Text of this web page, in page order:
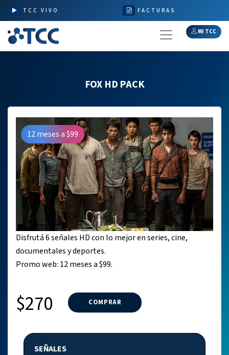
TCC VIVO FACTURAS
MI TCC
FOX HD PACK
12 meses a $99
Disfrutá 6 señales HD con lo mejor en series, cine,
documentales y deportes.
Promo web: 12 meses a $99.
$270 COMPRAR
SEÑALES